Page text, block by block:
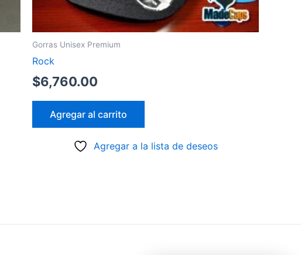
Gorras Unisex Premium
Rock
$6,760.00
Agregar al carrito
Agregar a la lista de deseos